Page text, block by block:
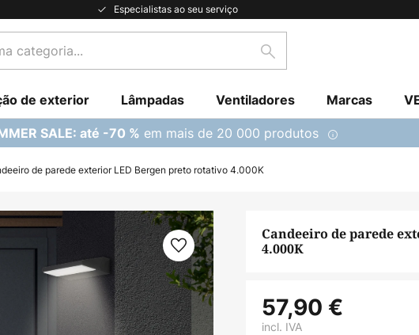
Especialistas ao seu serviço
Pesquisar
de exterior Lâmpadas Ventiladores Marcas
SALE: até -70 % em mais de 20 000 produtos
de parede exterior LED Bergen preto rotativo 4.000K
Candeeiro de parede
4.000K
57,90 €
incl. IVA